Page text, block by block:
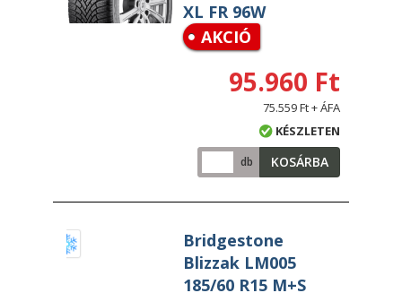
XL FR 96W
AKCIÓ
95.960 Ft
75.559 Ft + ÁFA
KÉSZLETEN
db KOSÁRBA
Bridgestone
Blizzak LM005
185/60 R15 M+S